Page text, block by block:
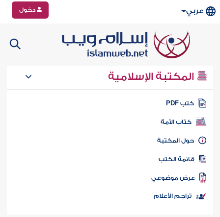
عربي دخول
المكتبة الإسلامية
كتب PDF
كتاب الأمة
المكتبة
الكتب
موضوعي